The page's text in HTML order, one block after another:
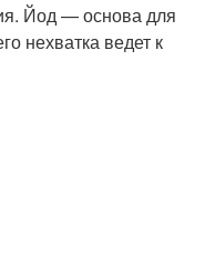
Йод — основа для
нехватка ведет к